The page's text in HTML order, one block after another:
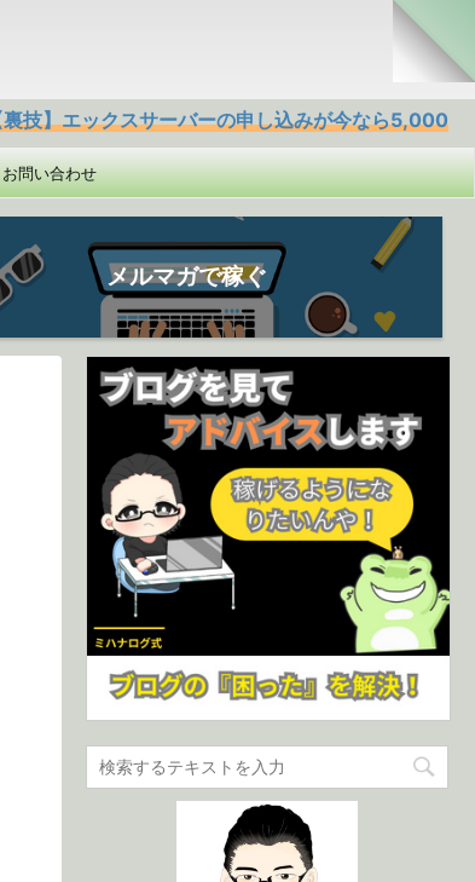
クスサーバーの申し込みが今なら5,000円offクーポ
お問い合わせ
メルマガで稼ぐ